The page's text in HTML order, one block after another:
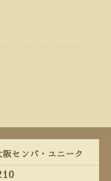
センバ・ユニーク